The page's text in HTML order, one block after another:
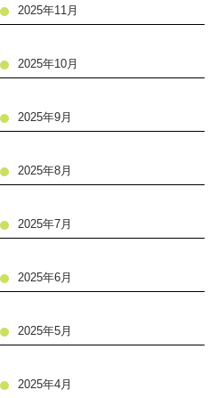
2025年11月
2025年10月
2025年9月
2025年8月
2025年7月
2025年6月
2025年5月
2025年4月